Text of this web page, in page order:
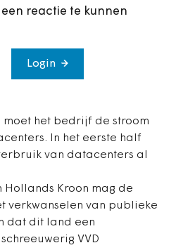
reactie te kunnen
Login
het bedrijf de stroom
In het eerste half
van datacenters al
Hollands Kroon mag de
verkwanselen van publieke
dat dit land een
VVD